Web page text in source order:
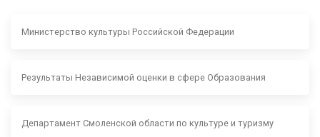
Министерство культуры Российской Федерации
Результаты Независимой оценки в сфере Образования
Департамент Смоленской области по культуре и туризму